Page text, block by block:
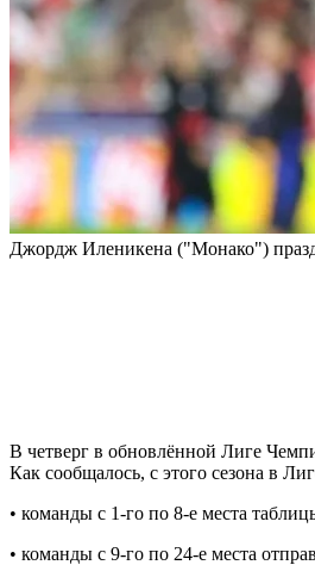
Джордж Иленикена ("Монако")
В четверг в обновлённой Лиге
Как сообщалось, с этого сезона в
• команды с 1-го по 8-е места
• команды с 9-го по 24-е места